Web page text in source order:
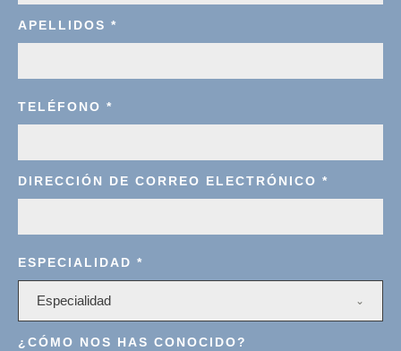
APELLIDOS *
TELÉFONO *
DIRECCIÓN DE CORREO ELECTRÓNICO *
ESPECIALIDAD *
Especialidad
¿CÓMO NOS HAS CONOCIDO?